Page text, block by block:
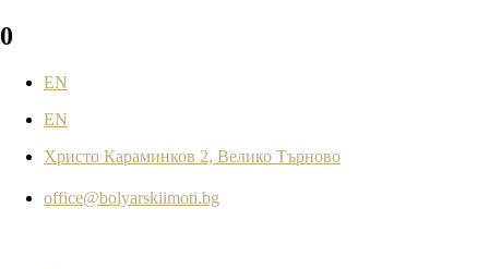
0
EN
EN
Христо Караминков 2, Велико Търново
office@bolyarskiimoti.bg